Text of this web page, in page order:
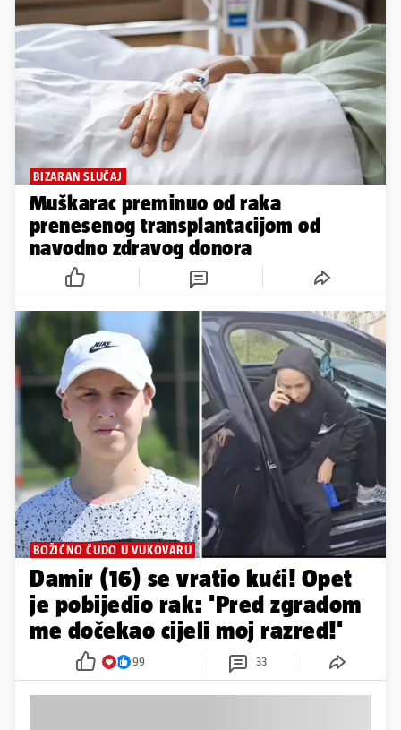
BIZARAN SLUČAJ
Muškarac preminuo od raka
prenesenog transplantacijom od
navodno zdravog donora
BOŽIĆNO ČUDO U VUKOVARU
Damir (16) se vratio kući! Opet
je pobijedio rak: 'Pred zgradom
me dočekao cijeli moj razred!'
99 33